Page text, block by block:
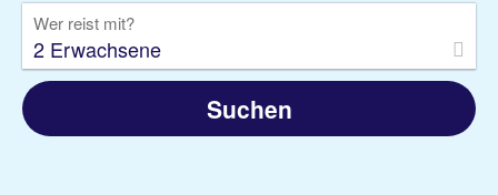
Wer reist mit?
2 Erwachsene
Suchen